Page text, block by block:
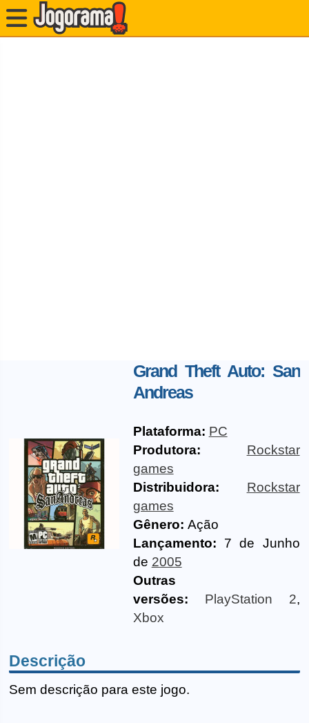
Grand Theft Auto: San
Andreas
Plataforma: PC
Produtora:
Rockstar
games
Distribuidora:
Rockstar
games
Gênero: Ação
Lançamento: 7 de Junho
de 2005
Outras
versões:
PlayStation 2,
Xbox
Descrição
Sem descrição para este jogo.